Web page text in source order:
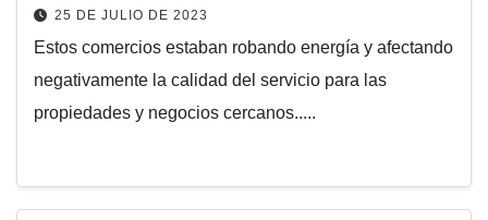
25 DE JULIO DE 2023
Estos comercios estaban robando energía y afectando
negativamente la calidad del servicio para las
propiedades y negocios cercanos.....